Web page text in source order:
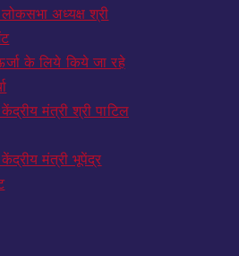
अध्यक्ष श्री
के लिये किये जा रहे
मंत्री श्री पाटिल
मंत्री भूपेंद्र